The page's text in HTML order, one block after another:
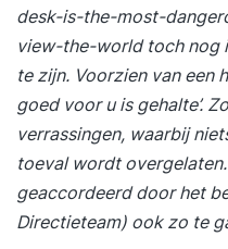
desk-is-the-most-
view-the-world toch nog
te zijn. Voorzien van een
goed voor u is gehalte’.
verrassingen, waarbij
toeval wordt
geaccordeerd door het
Directieteam) ook zo te